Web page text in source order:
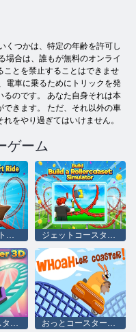
くつかは、特定の年齢を許可し
場合は、誰もが無料のオンライ
ことを禁止することはできませ
電車に乗るためにトリックを発
のです。 あなた自身それは本
できます。 ただ、それ以外の車
をやり過ぎてはいけません。
ゲーム
オビー: エクストリーム カート ライド ジェットコースターを作ろう: シミュレーター